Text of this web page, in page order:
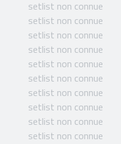
setlist non connue
setlist non connue
setlist non connue
setlist non connue
setlist non connue
setlist non connue
setlist non connue
setlist non connue
setlist non connue
setlist non connue